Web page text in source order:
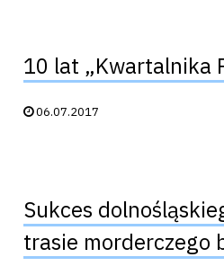
10 lat „Kwartalnika
Data publikacji:
06.07.2017
Sukces
trasie morderczego